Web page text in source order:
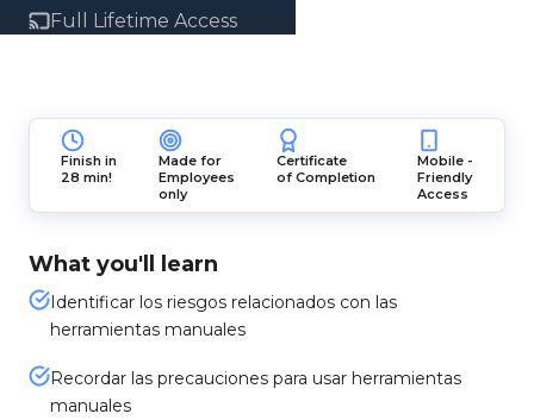
Full Lifetime Access
Finish in
28 min!
Made for
Employees
only
Certificate
of Completion
Mobile -
Friendly
Access
What you'll learn
Identificar los riesgos relacionados con las
herramientas manuales
Recordar las precauciones para usar herramientas
manuales